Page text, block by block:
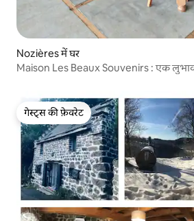
Nozières में घर
Maison Les Beaux Souvenirs : एक
गेस्ट्स की फ़ेवरेट
गेस्ट्स की फ़ेवरेट